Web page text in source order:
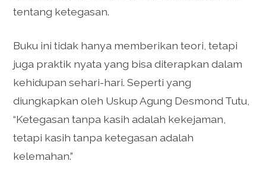
tentang ketegasan.
Buku ini tidak hanya memberikan teori, tetapi
juga praktik nyata yang bisa diterapkan dalam
kehidupan sehari-hari. Seperti yang
diungkapkan oleh Uskup Agung Desmond Tutu,
“Ketegasan tanpa kasih adalah kekejaman,
tetapi kasih tanpa ketegasan adalah
kelemahan.”